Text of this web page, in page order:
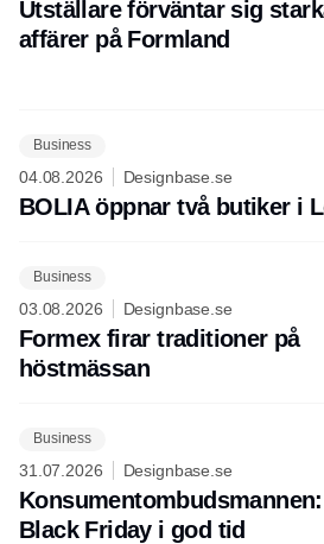
Utställare förväntar sig
affärer på Formland
Business
04.08.2026 Designbase.se
BOLIA öppnar två butiker i
Business
03.08.2026 Designbase.se
Formex firar traditioner på
höstmässan
Business
31.07.2026 Designbase.se
Black Friday i god tid